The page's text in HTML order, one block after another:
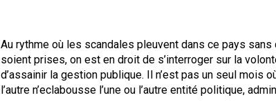
Au rythme où les scandales pleuvent dans ce pays
soient prises, on est en droit de s’interroger sur la
d’assainir la gestion publique. Il n’est pas un seul mois
l’autre n’eclabousse l’une ou l’autre entité politique,